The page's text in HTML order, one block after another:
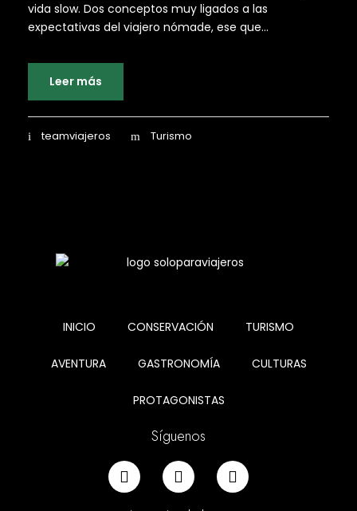
vida slow. Dos conceptos muy ligados a las
expectativas del viajero nómade, ese que...
Leer más
teamviajeros Turismo
INICIO CONSERVACIÓN TURISMO
AVENTURA GASTRONOMÍA CULTURAS
PROTAGONISTAS
Síguenos